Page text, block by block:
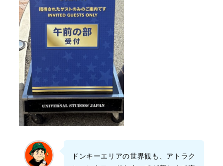
ドンキーエリアの世界観も、アトラク